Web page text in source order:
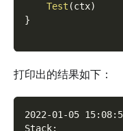
Test (ctx)
}
打印出的结果如下：
2022-01-05
Stack: